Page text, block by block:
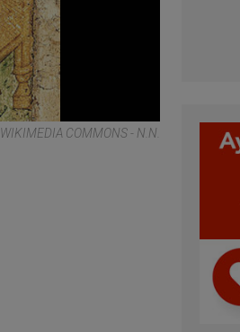
WIKIMEDIA COMMONS - N.N.